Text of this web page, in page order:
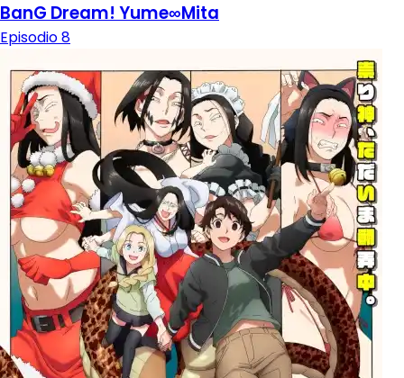
BanG Dream! Yume∞Mita
Episodio 8